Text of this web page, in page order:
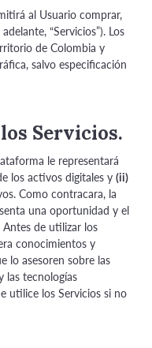
al Usuario comprar,
“Servicios”). Los
de Colombia y
salvo especificación
Servicios.
le representará
los activos digitales y (ii)
Como contracara, la
una oportunidad y el
de utilizar los
conocimientos y
lo asesoren sobre las
las tecnologías
utilice los Servicios si no